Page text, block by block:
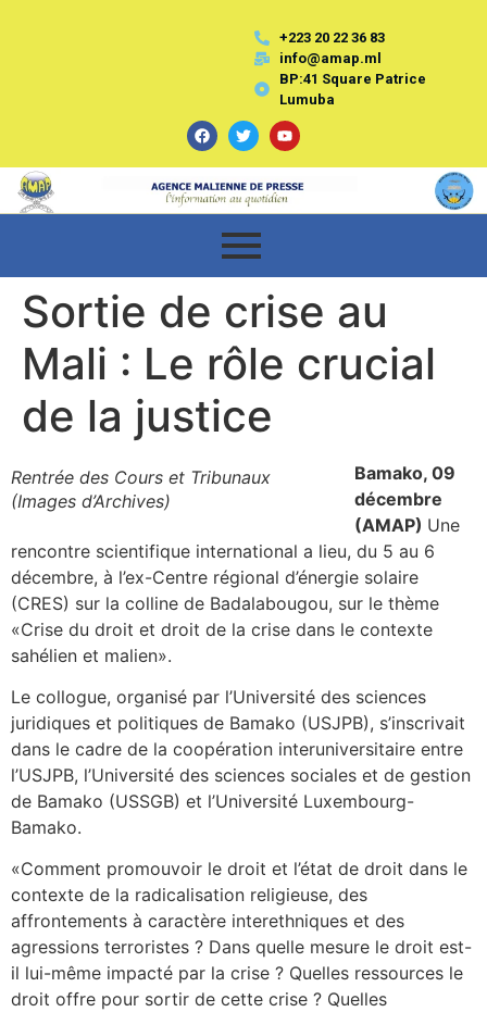
+223 20 22 36 83
info@amap.ml
BP:41 Square Patrice
Lumuba
Sortie de crise au
Mali : Le rôle crucial
de la justice
Rentrée des Cours et Tribunaux
(Images d’Archives)
Bamako, 09
décembre
(AMAP) Une
rencontre scientifique international a lieu, du 5 au 6
décembre, à l’ex-Centre régional d’énergie solaire
(CRES) sur la colline de Badalabougou, sur le thème
«Crise du droit et droit de la crise dans le contexte
sahélien et malien».
Le collogue, organisé par l’Université des sciences
juridiques et politiques de Bamako (USJPB), s’inscrivait
dans le cadre de la coopération interuniversitaire entre
l’USJPB, l’Université des sciences sociales et de gestion
de Bamako (USSGB) et l’Université Luxembourg-
Bamako.
«Comment promouvoir le droit et l’état de droit dans le
contexte de la radicalisation religieuse, des
affrontements à caractère interethniques et des
agressions terroristes ? Dans quelle mesure le droit est-
il lui-même impacté par la crise ? Quelles ressources le
droit offre pour sortir de cette crise ? Quelles